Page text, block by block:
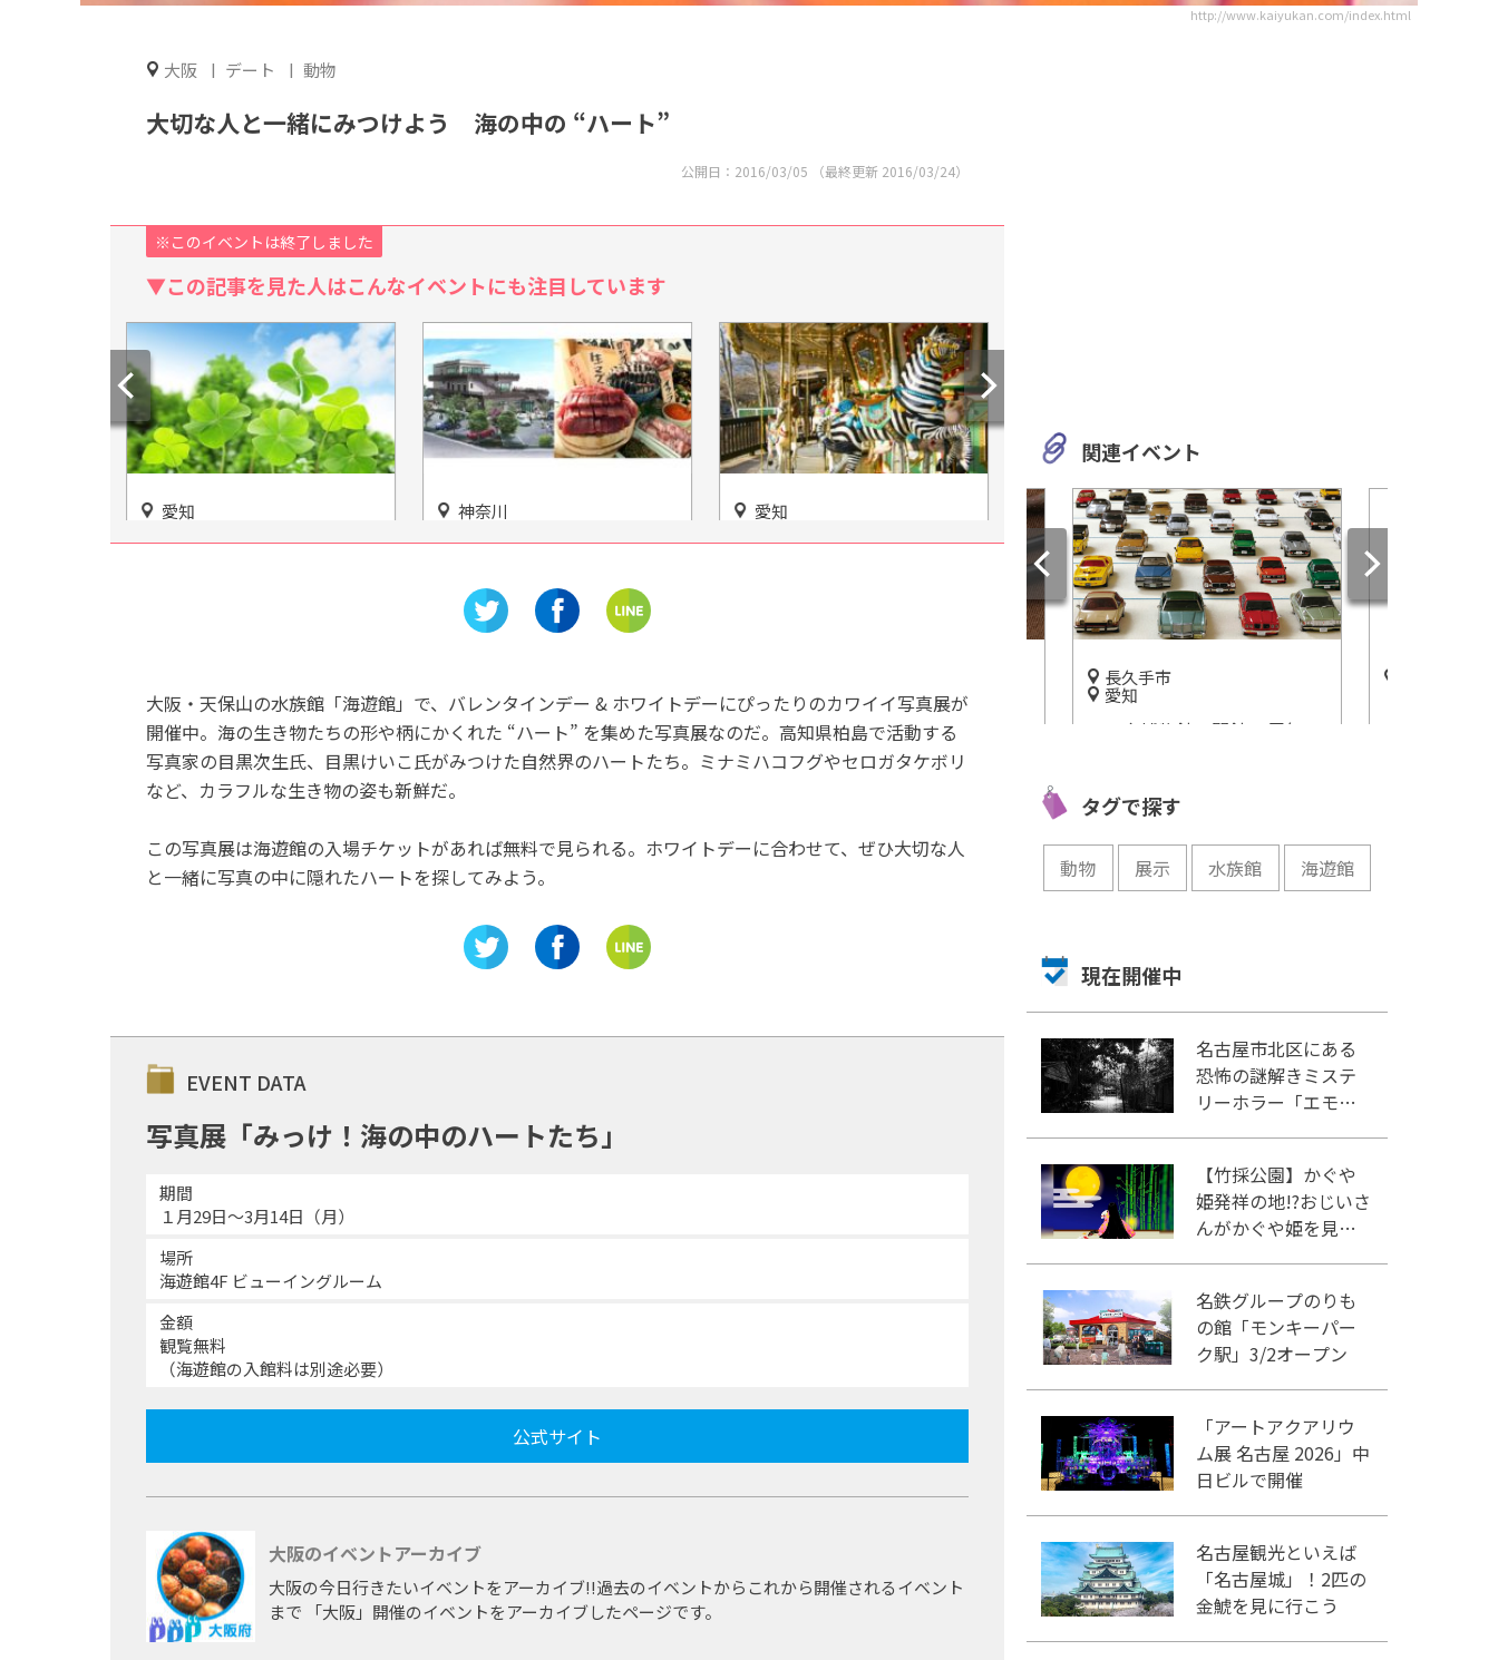
http://www.kaiyukan.com/index.html
大阪 デート 動物
大切な人と一緒にみつけよう 海の中の “ハート”
公開日： 2016/03/05 （最終更新 2016/03/24）
※このイベントは終了しました
▼この記事を見た人はこんなイベントにも注目しています
神奈川
漁港の駅 TOTOCO小田原で
愛知
「日本モンキーパーク」はア
夏にはプールも！
岐阜
山々を見渡す大牧場！中津川
静岡
魅力的な遊具がいっぱい！静
岡県島田市の新施設「島田ゆ
め・みらいパーク」
「銀座に志かわ」岐
市にオープン！水に
高級食パンを味わお
大阪・天保山の水族館「海遊館」で、バレンタインデー & ホワイトデーにぴったりのカワイイ写真展が
開催中。海の生き物たちの形や柄にかくれた “ハート” を集めた写真展なのだ。高知県柏島で活動する
写真家の目黒次生氏、目黒けいこ氏がみつけた自然界のハートたち。ミナミハコフグやセロガタケボリ
など、カラフルな生き物の姿も新鮮だ。
この写真展は海遊館の入場チケットがあれば無料で見られる。ホワイトデーに合わせて、ぜひ大切な人
と一緒に写真の中に隠れたハートを探してみよう。
EVENT DATA
写真展「みっけ！海の中のハートたち」
期間
１月29日〜3月14日（月）
場所
海遊館4F ビューイングルーム
金額
観覧無料
（海遊館の入館料は別途必要）
公式サイト
大阪のイベントアーカイブ
大阪の今日行きたいイベントをアーカイブ!!過去のイベントからこれから開催されるイベント
まで 「大阪」開催のイベントをアーカイブしたページです。
関連イベント
あなたは何を感じる？岐阜県
美術館でアートを語ろう
開催中
愛知
トヨタ博物館 開館30周年
「クルマ文化資料室」オープ
開催中
静岡
「SMART AQUARiUM
開催中
タグで探す
動物 展示 水族館 海遊館
現在開催中
名古屋市北区にある
恐怖の謎解きミステ
リーホラー「エモい
【竹採公園】かぐや
姫発祥の地!?おじいさ
んがかぐや姫を見つ
名鉄グループのりも
の館「モンキーパー
ク駅」3/2オープン
「アートアクアリウ
ム展 名古屋 2026」中
日ビルで開催
名古屋観光といえば
「名古屋城」！2匹の
金鯱を見に行こう